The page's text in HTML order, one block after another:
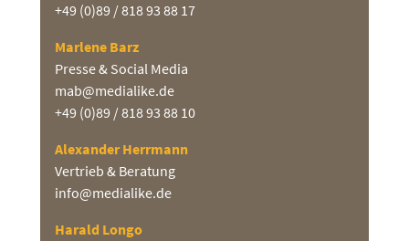
+49 (0)89 / 818 93 88 17
Marlene Barz
Presse & Social Media
mab@medialike.de
+49 (0)89 / 818 93 88 10
Alexander Herrmann
Vertrieb & Beratung
info@medialike.de
Harald Longo